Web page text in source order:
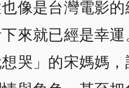
像是台灣電影
來就已經是幸
哭」的宋媽媽